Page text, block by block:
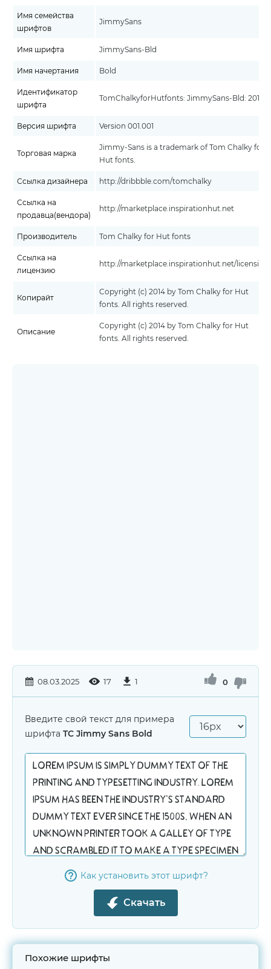
Имя семейства
шрифтов
JimmySans
Имя шрифта JimmySans-Bld
Имя начертания Bold
Идентификатор
шрифта
TomChalkyforHutfonts: JimmySans-Bld: 2014
Версия шрифта Version 001.001
Торговая марка
Jimmy-Sans is a trademark of Tom Chalky for
Hut fonts.
Ссылка дизайнера http://dribbble.com/tomchalky
Ссылка на
продавца(вендора)
http://marketplace.inspirationhut.net
Производитель Tom Chalky for Hut fonts
Ссылка на
лицензию
http://marketplace.inspirationhut.net/licensing
Копирайт
Copyright (c) 2014 by Tom Chalky for Hut
fonts. All rights reserved.
Описание
Copyright (c) 2014 by Tom Chalky for Hut
fonts. All rights reserved.
08.03.2025 17 1 0
Введите свой текст для примера
шрифта TC Jimmy Sans Bоld
Как установить этот шрифт?
Скачать
Похожие шрифты